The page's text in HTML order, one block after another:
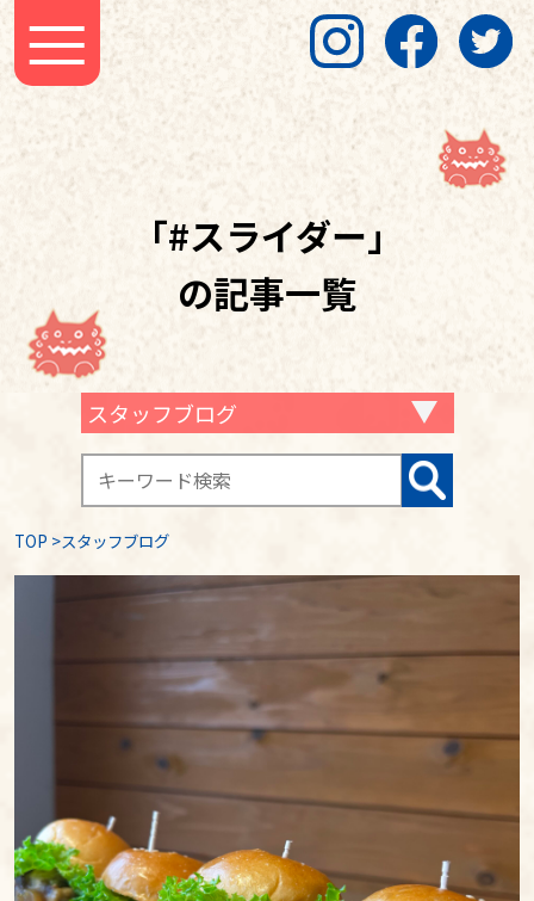
「#スライダー」
の記事一覧
スタッフブログ
TOP >スタッフブログ